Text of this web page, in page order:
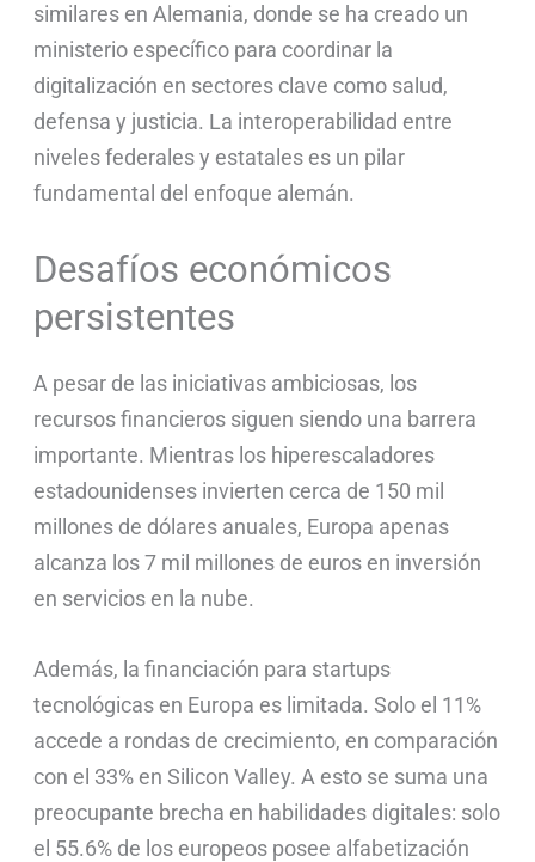
similares en Alemania, donde se ha creado un
ministerio específico para coordinar la
digitalización en sectores clave como salud,
defensa y justicia. La interoperabilidad entre
niveles federales y estatales es un pilar
fundamental del enfoque alemán.
Desafíos económicos
persistentes
A pesar de las iniciativas ambiciosas, los
recursos financieros siguen siendo una barrera
importante. Mientras los hiperescaladores
estadounidenses invierten cerca de 150 mil
millones de dólares anuales, Europa apenas
alcanza los 7 mil millones de euros en inversión
en servicios en la nube.
Además, la financiación para startups
tecnológicas en Europa es limitada. Solo el 11%
accede a rondas de crecimiento, en comparación
con el 33% en Silicon Valley. A esto se suma una
preocupante brecha en habilidades digitales: solo
el 55.6% de los europeos posee alfabetización